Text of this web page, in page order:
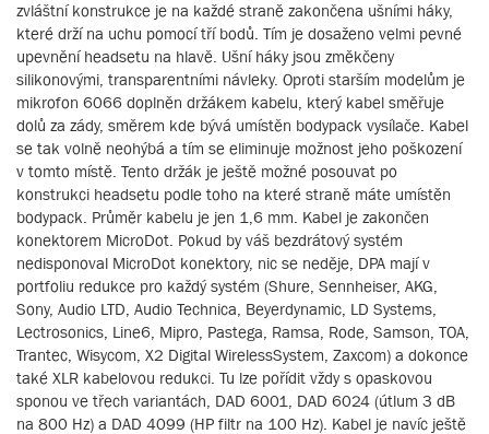
zvláštní konstrukce je na každé straně zakončena ušními háky,
které drží na uchu pomocí tří bodů. Tím je dosaženo velmi pevné
upevnění headsetu na hlavě. Ušní háky jsou změkčeny
silikonovými, transparentními návleky. Oproti starším modelům je
mikrofon 6066 doplněn držákem kabelu, který kabel směřuje
dolů za zády, směrem kde bývá umístěn bodypack vysílače. Kabel
se tak volně neohýbá a tím se eliminuje možnost jeho poškození
v tomto místě. Tento držák je ještě možné posouvat po
konstrukci headsetu podle toho na které straně máte umístěn
bodypack. Průměr kabelu je jen 1,6 mm. Kabel je zakončen
konektorem MicroDot. Pokud by váš bezdrátový systém
nedisponoval MicroDot konektory, nic se neděje, DPA mají v
portfoliu redukce pro každý systém (Shure, Sennheiser, AKG,
Sony, Audio LTD, Audio Technica, Beyerdynamic, LD Systems,
Lectrosonics, Line6, Mipro, Pastega, Ramsa, Rode, Samson, TOA,
Trantec, Wisycom, X2 Digital WirelessSystem, Zaxcom) a dokonce
také XLR kabelovou redukci. Tu lze pořídit vždy s opaskovou
sponou ve třech variantách, DAD 6001, DAD 6024 (útlum 3 dB
na 800 Hz) a DAD 4099 (HP filtr na 100 Hz). Kabel je navíc ještě